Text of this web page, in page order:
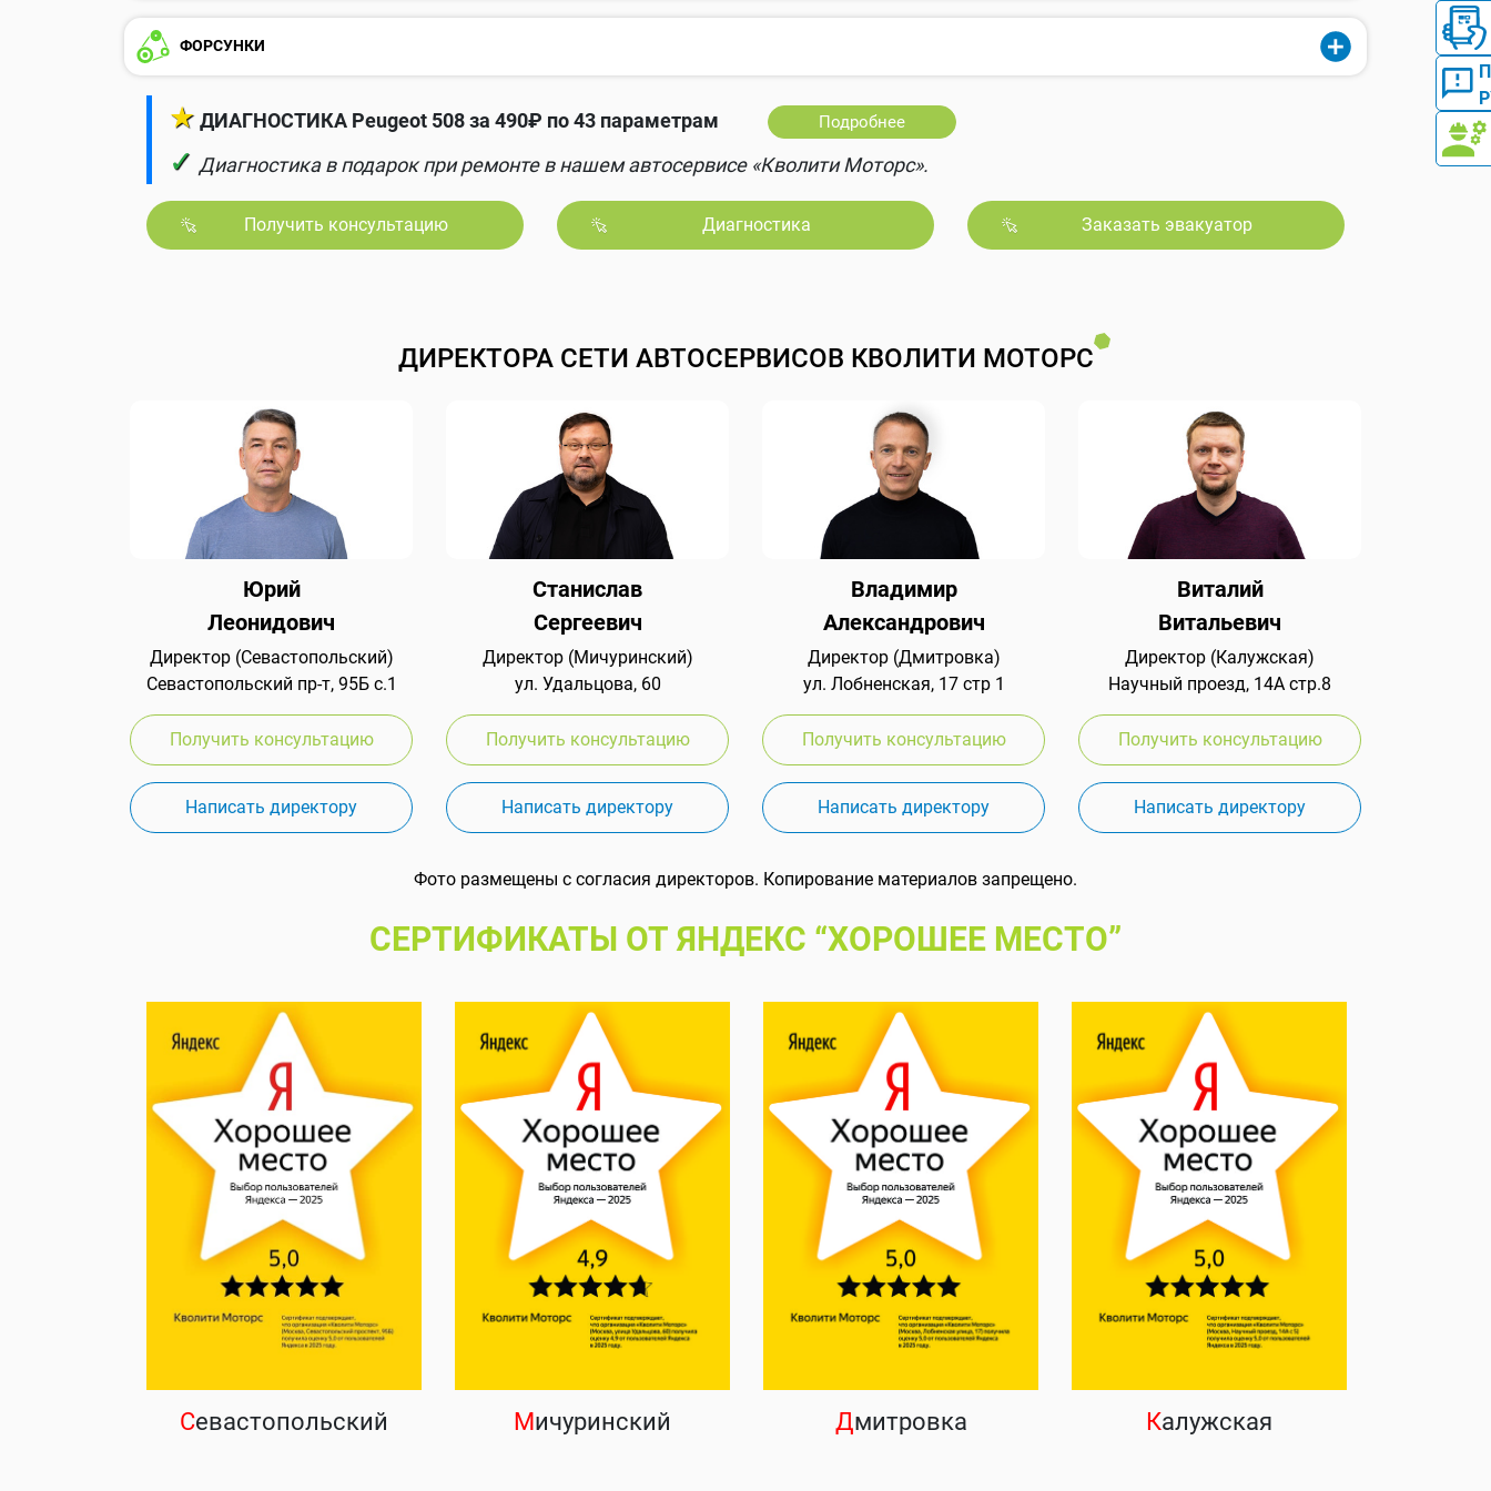
ФОРСУНКИ
★ ДИАГНОСТИКА Peugeot 508 за 490₽ по 43 параметрам Подробнее
✓ Диагностика в подарок при ремонте в нашем автосервисе «Кволити Моторс».
Получить консультацию Диагностика Заказать эвакуатор
ДИРЕКТОРА СЕТИ АВТОСЕРВИСОВ КВОЛИТИ МОТОРС
Юрий
Леонидович
Директор (Севастопольский)
Севастопольский пр-т, 95Б с.1
Получить консультацию
Написать директору
Станислав
Сергеевич
Директор (Мичуринский)
ул. Удальцова, 60
Получить консультацию
Написать директору
Владимир
Александрович
Директор (Дмитровка)
ул. Лобненская, 17 стр 1
Получить консультацию
Написать директору
Виталий
Витальевич
Директор (Калужская)
Научный проезд, 14А стр.8
Получить консультацию
Написать директору
Фото размещены с согласия директоров. Копирование материалов запрещено.
СЕРТИФИКАТЫ ОТ ЯНДЕКС “ХОРОШЕЕ МЕСТО”
Севастопольский Мичуринский Дмитровка Калужская